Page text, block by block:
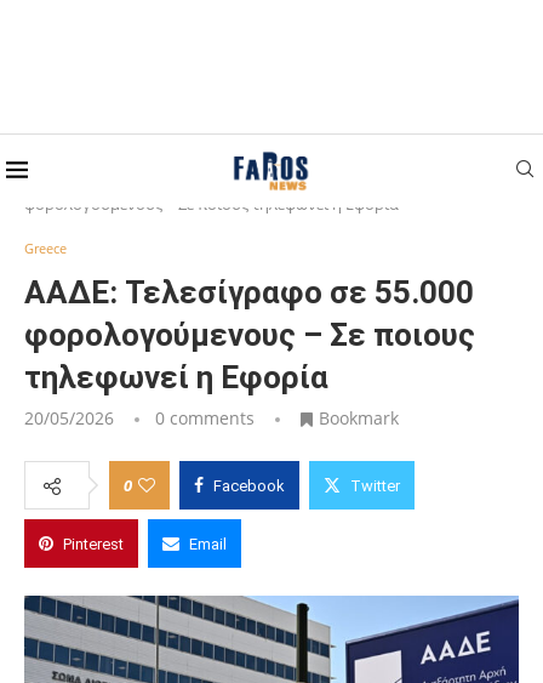
Home
ΑΑΔΕ: Τελεσίγραφο σε 55.000
φορολογούμενους – Σε ποιους τηλεφωνεί η Εφορία
Greece
ΑΑΔΕ: Τελεσίγραφο σε 55.000
φορολογούμενους – Σε ποιους
τηλεφωνεί η Εφορία
20/05/2026 0 comments Bookmark
0 Facebook Twitter
Pinterest Email